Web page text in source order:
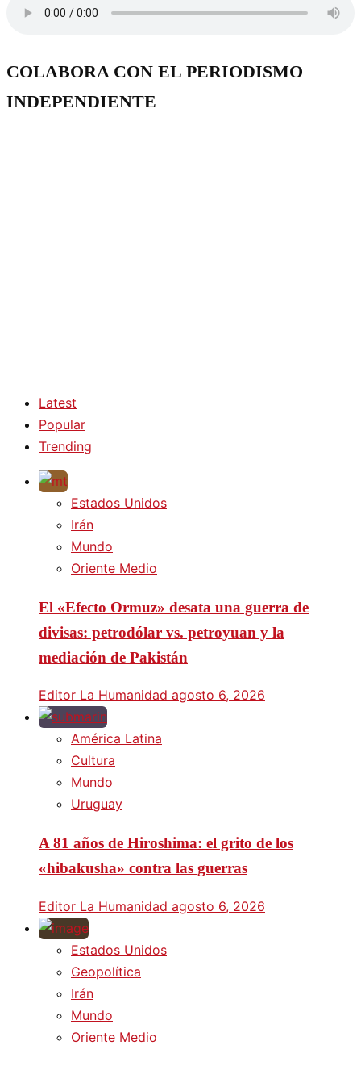
COLABORA CON EL PERIODISMO
INDEPENDIENTE
Latest
Popular
Trending
Estados Unidos
Irán
Mundo
Oriente Medio
El «Efecto Ormuz» desata una guerra de
divisas: petrodólar vs. petroyuan y la
mediación de Pakistán
Editor La Humanidad agosto 6, 2026
América Latina
Cultura
Mundo
Uruguay
A 81 años de Hiroshima: el grito de los
«hibakusha» contra las guerras
Editor La Humanidad agosto 6, 2026
Estados Unidos
Geopolítica
Irán
Mundo
Oriente Medio